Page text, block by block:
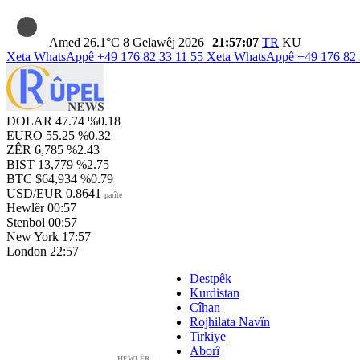
Amed 26.1°C 8 Gelawêj 2026 21:57:08 TR KU
Xeta WhatsAppê +49 176 82 33 11 55 Xeta WhatsAppê +49 176 82
DOLAR 47.74 %0.18
EURO 55.25 %0.32
ZÊR 6,785 %2.43
BIST 13,779 %2.75
BTC $64,934 %0.79
USD/EUR 0.8641 parîte
Hewlêr 00:57
Stenbol 00:57
New York 17:57
London 22:57
Destpêk
Kurdistan
Cîhan
Rojhilata Navîn
Tirkiye
Aborî